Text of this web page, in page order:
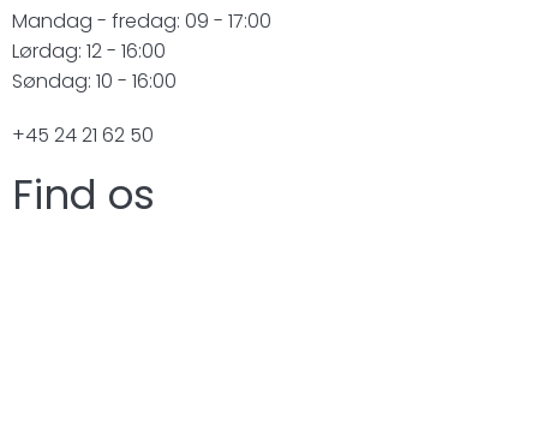
Mandag - fredag: 09 - 17:00
Lørdag: 12 - 16:00
Søndag: 10 - 16:00
+45 24 21 62 50
Find os